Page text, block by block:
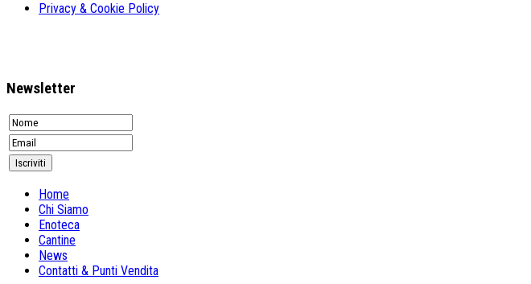
Privacy & Cookie Policy
Newsletter
Home
Chi Siamo
Enoteca
Cantine
News
Contatti & Punti Vendita